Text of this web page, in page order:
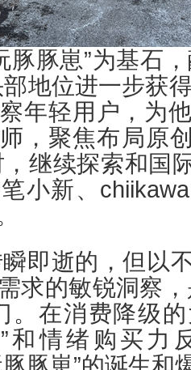
豚豚崽”为基石
地位进一步获
年轻用户，为
，聚焦布局原
继续探索和国
小新、
即逝的，但以
求的敏锐洞察
。在消费降级
和情绪购买力